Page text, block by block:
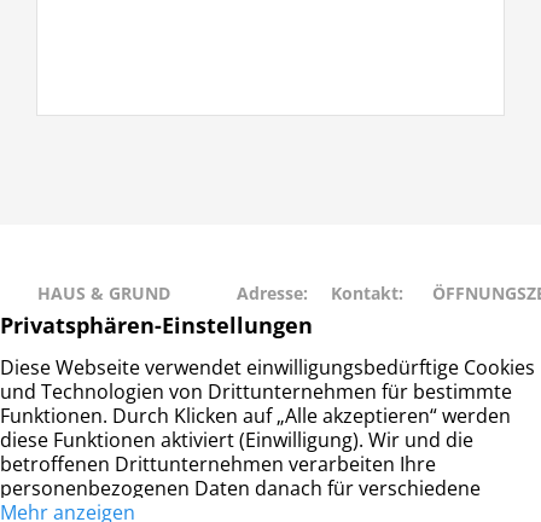
HAUS & GRUND
RAHLSTEDT
Haus- und
Grundeigentümerverein
Hamburg-Rahlstedt e.V.
Adresse:
Schweriner
Str. 27
22143
Hamburg
Kontakt:
– 677 88 66
info@hug-
rahlstedt.de
• Freitag:
14:00
Dienstag •
Donnerstag:
– 18:00